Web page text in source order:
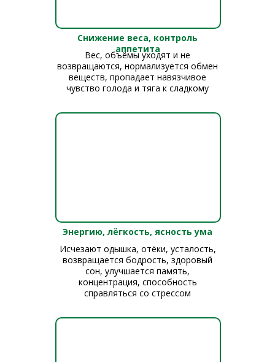
Снижение веса, контроль
аппетита
Вес, объёмы уходят и не
возвращаются, нормализуется обмен
веществ, пропадает навязчивое
чувство голода и тяга к сладкому
Энергию, лёгкость, ясность ума
Исчезают одышка, отёки, усталость,
возвращается бодрость, здоровый
сон, улучшается память,
концентрация, способность
справляться со стрессом